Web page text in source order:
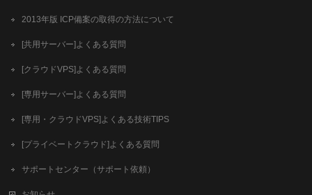
2013年版 ICP備案の取得の方法について
[共用サーバー]よくある質問
[クラウドVPS]よくある質問
[専用サーバー]よくある質問
[専用・クラウドVPS]よくある技術TIPS
[プライベートクラウド]よくある質問
サポートセンター（サポート依頼）